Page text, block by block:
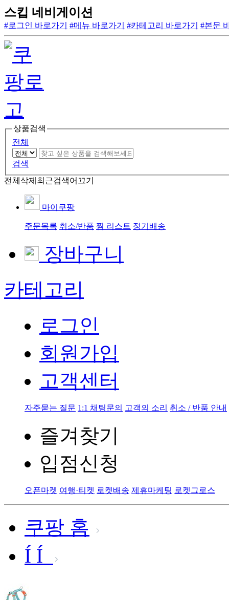
스킵 네비게이션
#로그인 바로가기 #메뉴 바로가기 #카테고리 바로가기 #본문
상품검색
전체
검색
전체삭제 최근검색어끄기
마이쿠팡
주문목록 취소/반품 찜 리스트 정기배송
장바구니
카테고리
로그인
회원가입
고객센터
자주묻는 질문 1:1 채팅문의 고객의 소리 취소 / 반품 안내
즐겨찾기
입점신청
오픈마켓 여행·티켓 로켓배송 제휴마케팅 로켓그로스
쿠팡 홈
Í Í